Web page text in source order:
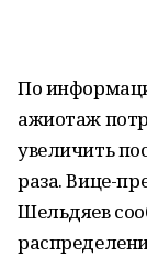
По
ажиотаж
увеличить
раза. Вице-
Шельдяев